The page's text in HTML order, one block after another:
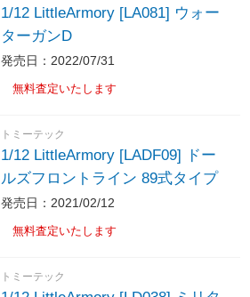
1/12 LittleArmory [LA081] ウォー
ターガンD
発売日：2022/07/31
無料査定いたします
トミーテック
1/12 LittleArmory [LADF09] ドー
ルズフロントライン 89式タイプ
発売日：2021/02/12
無料査定いたします
トミーテック